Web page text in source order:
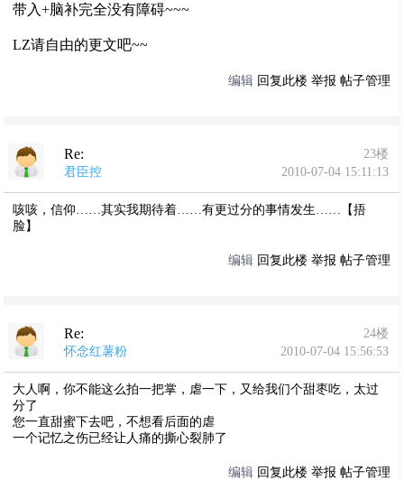
带入+脑补完全没有障碍~~~
LZ请自由的更文吧~~
编辑 回复此楼 举报 帖子管理
Re:
23楼
君臣控
2010-07-04 15:11:13
咳咳，信仰……其实我期待着……有更过分的事情发生……【捂
脸】
编辑 回复此楼 举报 帖子管理
Re:
24楼
怀念红薯粉
2010-07-04 15:56:53
大人啊，你不能这么拍一把掌，虐一下，又给我们个甜枣吃，太过
分了
您一直甜蜜下去吧，不想看后面的虐
一个记忆之伤已经让人痛的撕心裂肺了
编辑 回复此楼 举报 帖子管理